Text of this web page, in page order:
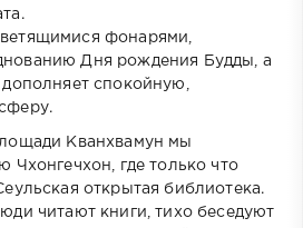
фонарями,
Дня рождения Будды, а
дополняет спокойную,
Кванхвамун мы
Чхонгечхон, где только что
открытая библиотека.
читают книги, тихо беседуют